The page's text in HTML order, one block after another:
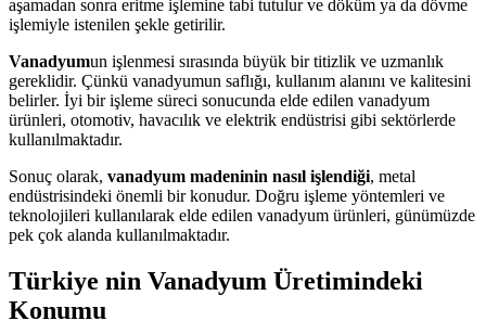
aşamadan sonra eritme işlemine tabi tutulur ve döküm ya da dövme
işlemiyle istenilen şekle getirilir.
Vanadyumun işlenmesi sırasında büyük bir titizlik ve uzmanlık
gereklidir. Çünkü vanadyumun saflığı, kullanım alanını ve kalitesini
belirler. İyi bir işleme süreci sonucunda elde edilen vanadyum
ürünleri, otomotiv, havacılık ve elektrik endüstrisi gibi sektörlerde
kullanılmaktadır.
Sonuç olarak, vanadyum madeninin nasıl işlendiği, metal
endüstrisindeki önemli bir konudur. Doğru işleme yöntemleri ve
teknolojileri kullanılarak elde edilen vanadyum ürünleri, günümüzde
pek çok alanda kullanılmaktadır.
Türkiye nin Vanadyum Üretimindeki
Konumu